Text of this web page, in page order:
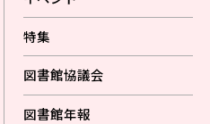
特集
図書館協議会
図書館年報